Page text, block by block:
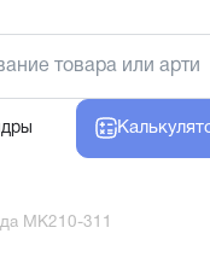
МК210-311